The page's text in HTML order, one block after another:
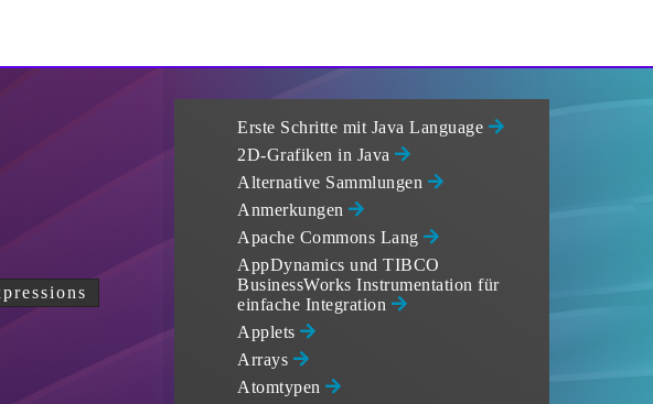
Erste Schritte mit Java Language
2D-Grafiken in Java
Alternative Sammlungen
Anmerkungen
Apache Commons Lang
AppDynamics und TIBCO
BusinessWorks Instrumentation für
einfache Integration
Applets
Arrays
Atomtypen